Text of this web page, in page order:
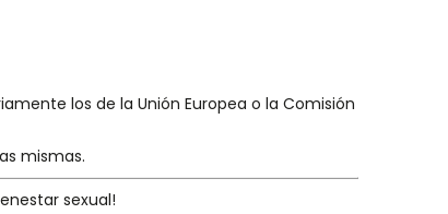
los de la Unión Europea o la Comisión
mismas.
sexual!